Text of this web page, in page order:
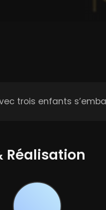
trois enfants
Réalisation